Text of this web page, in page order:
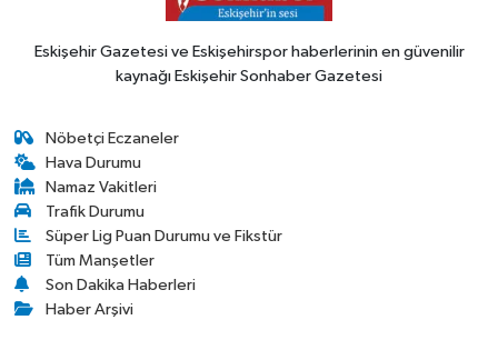
Eskişehir Gazetesi ve Eskişehirspor haberlerinin en güvenilir
kaynağı Eskişehir Sonhaber Gazetesi
Nöbetçi Eczaneler
Hava Durumu
Namaz Vakitleri
Trafik Durumu
Süper Lig Puan Durumu ve Fikstür
Tüm Manşetler
Son Dakika Haberleri
Haber Arşivi